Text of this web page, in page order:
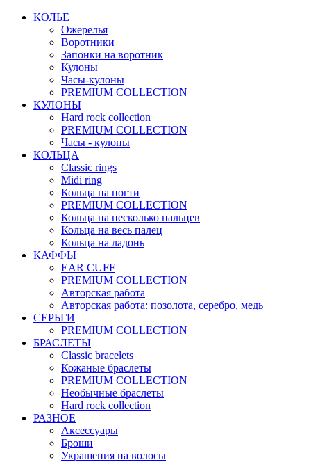
КОЛЬЕ
Ожерелья
Воротники
Запонки на воротник
Кулоны
Часы-кулоны
PREMIUM COLLECTION
КУЛОНЫ
Hard rock collection
PREMIUM COLLECTION
Часы - кулоны
КОЛЬЦА
Classic rings
Midi ring
Кольца на ногти
PREMIUM COLLECTION
Кольца на несколько пальцев
Кольца на весь палец
Кольца на ладонь
КАФФЫ
EAR CUFF
PREMIUM COLLECTION
Авторская работа
Авторская работа: позолота, серебро, медь
СЕРЬГИ
PREMIUM COLLECTION
БРАСЛЕТЫ
Classic bracelets
Кожаные браслеты
PREMIUM COLLECTION
Необычные браслеты
Hard rock collection
РАЗНОЕ
Аксессуары
Броши
Украшения на волосы